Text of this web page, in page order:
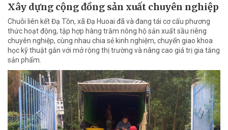
Xây dựng cộng đồng sản xuất chuyên nghiệp
Chuỗi liên kết Đạ Tồn, xã Đạ Huoai đã và đang tái cơ cấu phương
thức hoạt động, tập hợp hàng trăm nông hộ sản xuất sầu riêng
chuyên nghiệp, cùng nhau chia sẻ kinh nghiệm, chuyển giao khoa
học kỹ thuật gắn với mở rộng thị trường và nâng cao giá trị gia tăng
sản phẩm.